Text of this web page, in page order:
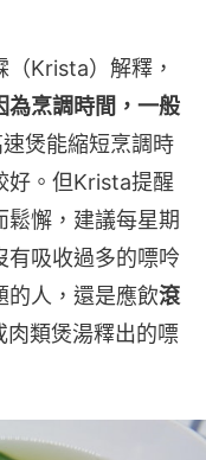
Krista）解釋，
為烹調時間，一般
速煲能縮短烹調時
好。但Krista提醒
懈，建議每星期
有吸收過多的嘌呤
的人，還是應飲滾
肉類煲湯釋出的嘌